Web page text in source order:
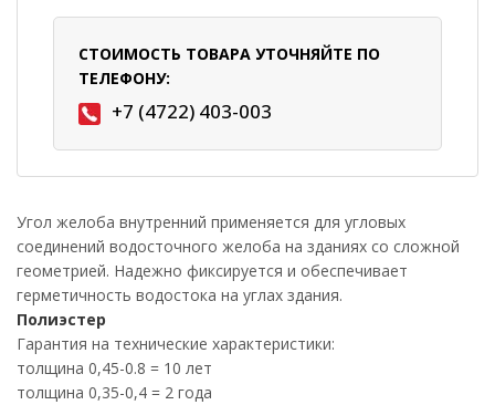
СТОИМОСТЬ ТОВАРА УТОЧНЯЙТЕ ПО
ТЕЛЕФОНУ:
+7 (4722) 403-003
Угол желоба внутренний применяется для угловых
соединений водосточного желоба на зданиях со сложной
геометрией. Надежно фиксируется и обеспечивает
герметичность водостока на углах здания.
Полиэстер
Гарантия на технические характеристики:
толщина 0,45-0.8 = 10 лет
толщина 0,35-0,4 = 2 года